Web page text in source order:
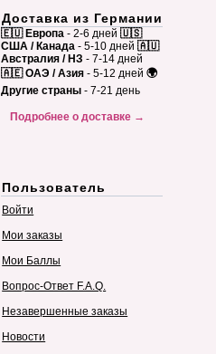
Доставка из Германии
🇪🇺 Европа - 2-6 дней 🇺🇸
США / Канада - 5-10 дней 🇦🇺
Австралия / НЗ - 7-14 дней
🇦🇪 ОАЭ / Азия - 5-12 дней 🌍
Другие страны - 7-21 день
Подробнее о доставке →
Пользователь
Войти
Мои заказы
Мои Баллы
Вопрос-Ответ F.A.Q.
Незавершенные заказы
Новости